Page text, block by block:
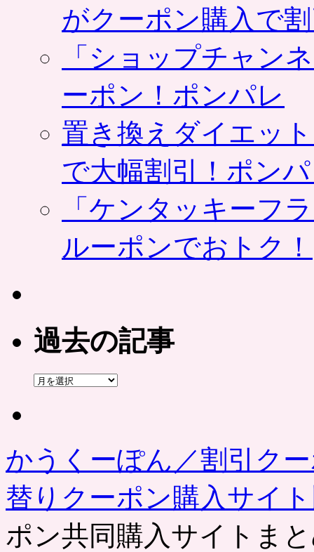
がクーポン購入で
「ショップチャン
ーポン！ポンパレ
置き換えダイエッ
で大幅割引！ポン
「ケンタッキーフ
ルーポンでおトク！
過去の記事
過
かうくーぽん／割引ク
替りクーポン購入サイ
ポン共同購入サイトま